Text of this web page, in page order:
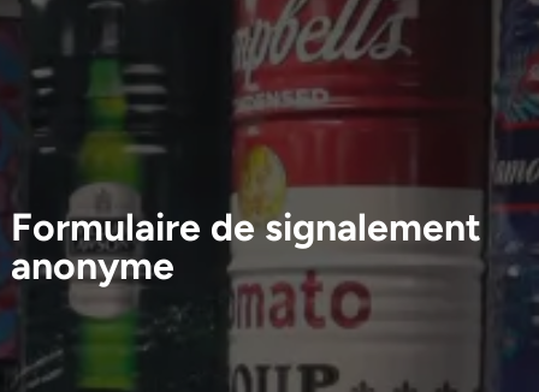
Formulaire de signalement
anonyme